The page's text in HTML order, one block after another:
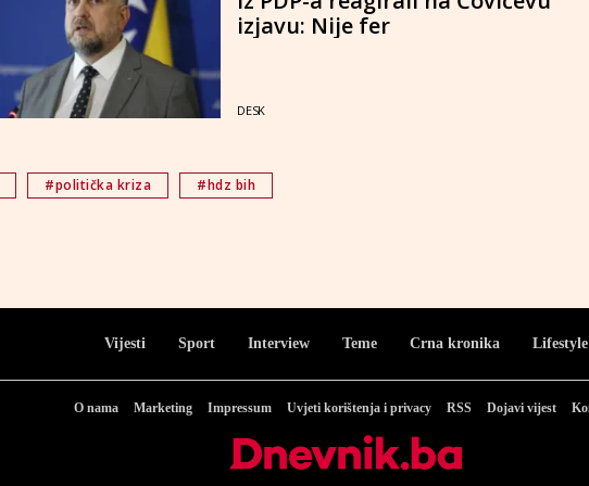
izjavu: Nije fer
DESK
#politička kriza #hdz bih
Vijesti Sport Interview Teme Crna kronika Lifestyle
O nama Marketing Impressum Uvjeti korištenja i privacy RSS Dojavi vijest